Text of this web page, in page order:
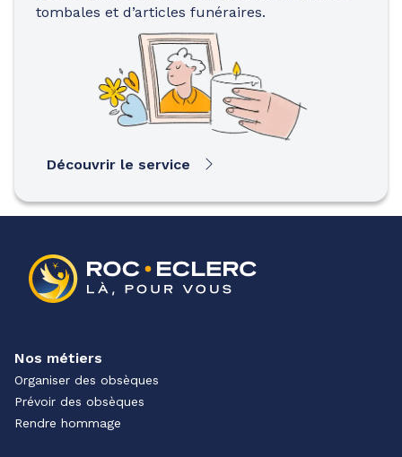
tombales et d’articles funéraires.
Découvrir le service
Nos métiers
Organiser des obsèques
Prévoir des obsèques
Rendre hommage